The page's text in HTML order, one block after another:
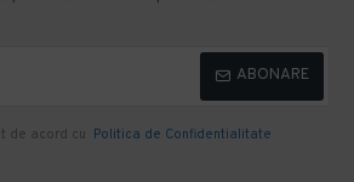
ABONARE
de acord cu Politica de Confidentialitate